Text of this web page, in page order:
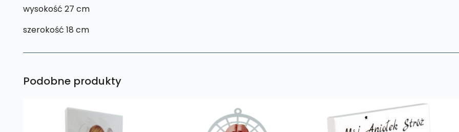
wysokość 27 cm
szerokość 18 cm
Podobne produkty